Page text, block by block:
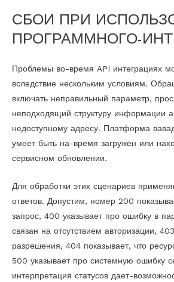
СБОИ ПРИ
ПРОГРАММНОГО-
Проблемы во-время API интеграциях
вследствие нескольким условиям.
включать неправильный параметр,
неподходящий структуру информации
недоступному адресу. Платформа
умеет быть на-время загружен или
сервисном обновлении.
Для обработки этих сценариев
ответов. Допустим, номер 200
запрос, 400 указывает про ошибку в
связан на отсутствием авторизации,
разрешения, 404 показывает, что
500 указывает про системную ошибку
интерпретация статусов дает-